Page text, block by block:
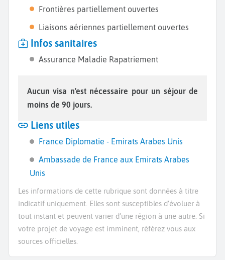
Frontières partiellement ouvertes
Liaisons aériennes partiellement ouvertes
Infos sanitaires
Assurance Maladie Rapatriement
Aucun visa n'est nécessaire pour un séjour de
moins de 90 jours.
Liens utiles
France Diplomatie - Emirats Arabes Unis
Ambassade de France aux Emirats Arabes
Unis
Les informations de cette rubrique sont données à titre
indicatif uniquement. Elles sont susceptibles d’évoluer à
tout instant et peuvent varier d’une région à une autre. Si
votre projet de voyage est imminent, référez vous aux
sources officielles.